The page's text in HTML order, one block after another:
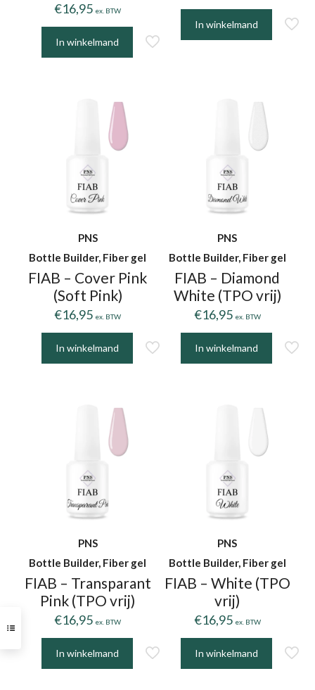
€16,95 ex. BTW
In winkelmand
In winkelmand
PNS
Bottle Builder, Fiber gel
FIAB – Cover Pink
(Soft Pink)
€16,95 ex. BTW
In winkelmand
PNS
Bottle Builder, Fiber gel
FIAB – Diamond
White (TPO vrij)
€16,95 ex. BTW
In winkelmand
PNS
Bottle Builder, Fiber gel
FIAB – Transparant
Pink (TPO vrij)
€16,95 ex. BTW
In winkelmand
PNS
Bottle Builder, Fiber gel
FIAB – White (TPO
vrij)
€16,95 ex. BTW
In winkelmand